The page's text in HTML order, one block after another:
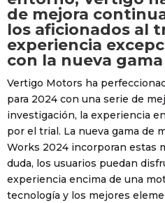
de mejora
los aficionados al
experiencia
con la nueva
Vertigo Motors ha
para 2024 con una serie de
investigación, la experiencia
por el trial. La nueva gama de
Works 2024 incorporan estas
duda, los usuarios puedan
experiencia encima de una
tecnología y los mejores